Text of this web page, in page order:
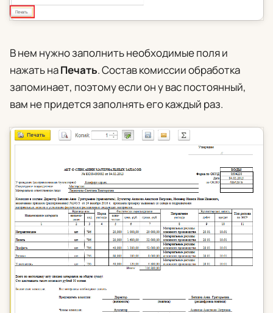
В нем нужно заполнить необходимые поля и
нажать наПечать. Состав комиссии обработка
запоминает, поэтому если он у вас постоянный,
вам не придется заполнять его каждый раз.